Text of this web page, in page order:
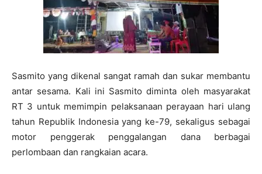
Sasmito yang dikenal sangat ramah dan sukar membantu
antar sesama. Kali ini Sasmito diminta oleh masyarakat
RT 3 untuk memimpin pelaksanaan perayaan hari ulang
tahun Republik Indonesia yang ke-79, sekaligus sebagai
motor penggerak penggalangan dana berbagai
perlombaan dan rangkaian acara.